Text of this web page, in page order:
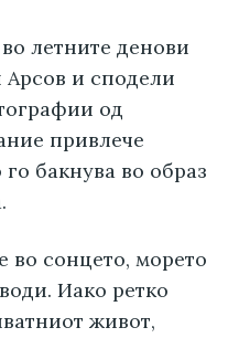
летните денови
Арсов и сподели
од
привлече
бакнува во образ
сонцето, морето
Иако ретко
живот,